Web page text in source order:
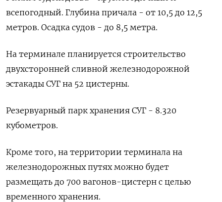
всепогодный. Глубина причала - от 10,5 до 12,5
метров. Осадка судов - до 8,5 метра.
На терминале планируется строительство
двухсторонней сливной железнодорожной
эстакады СУГ на 52 цистерны.
Резервуарный парк хранения СУГ - 8.320
кубометров.
Кроме того, на территории терминала на
железнодорожных путях можно будет
размещать до 700 вагонов-цистерн с целью
временного хранения.